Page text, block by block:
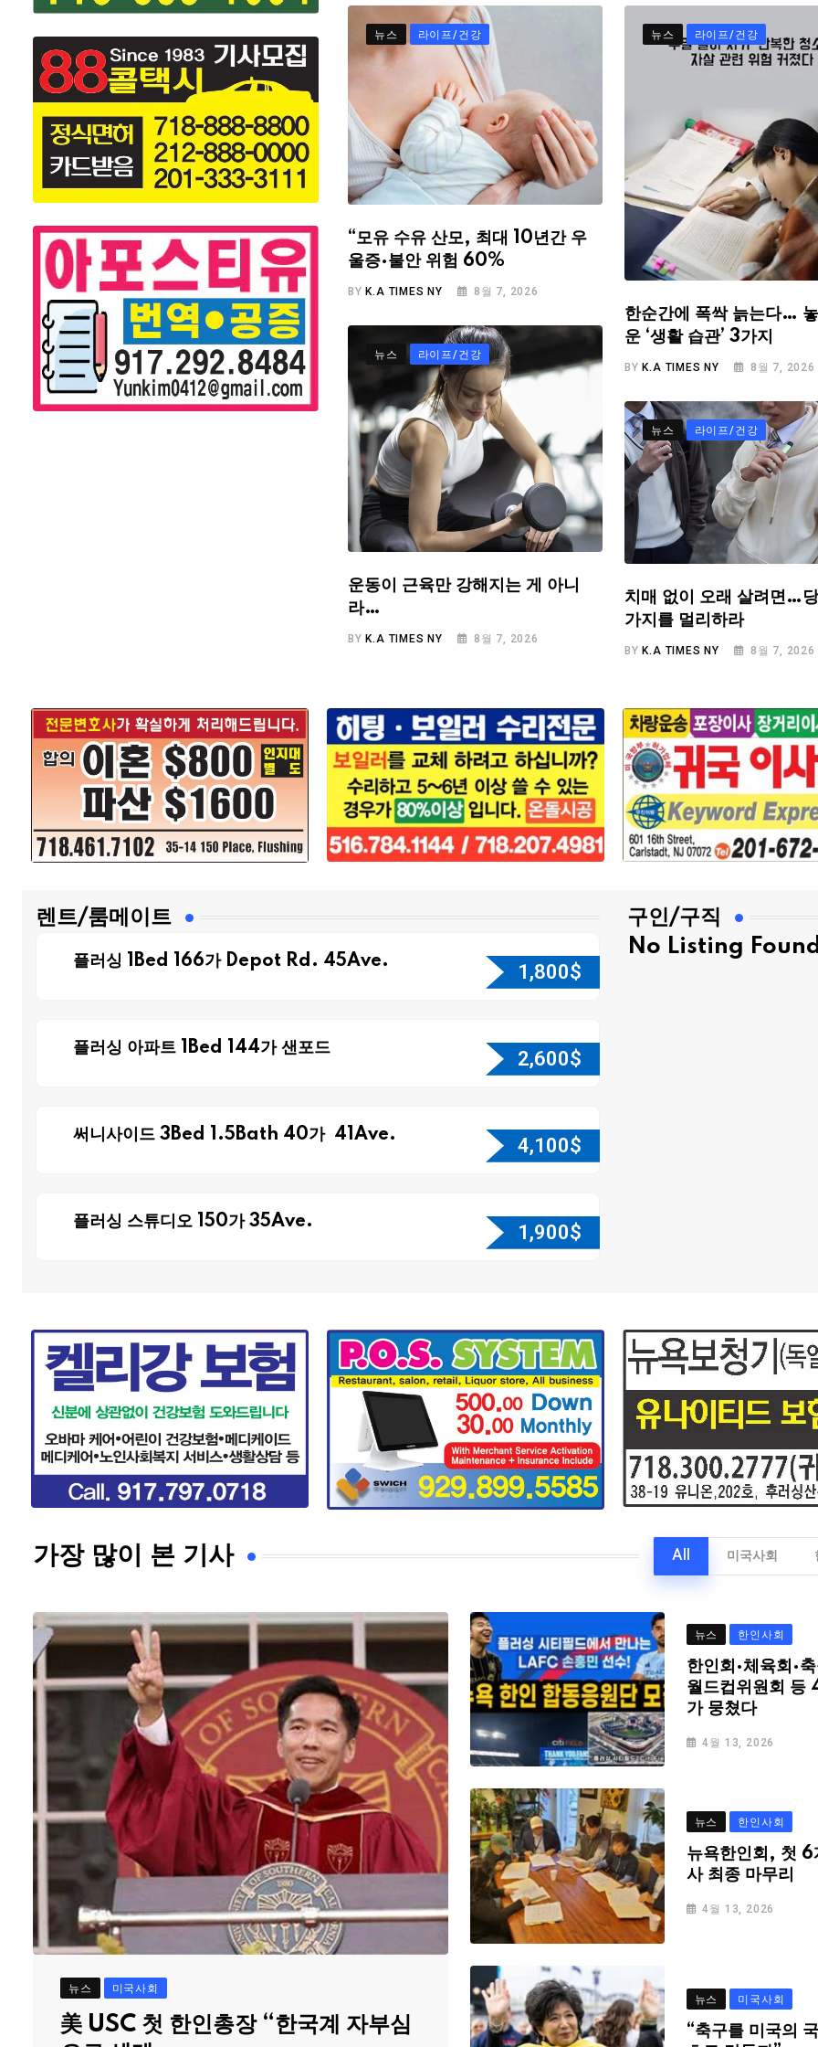
뉴스 라이프/건강
“모유 수유 산모, 최대 10년간 우
울증·불안 위험 60%
BYK.A TIMES NY 8월 7, 2026
뉴스 라이프/건강
한순간에 폭싹 늙는다…
운 ‘생활 습관’ 3가지
BY K.A TIMES NY 8월 7, 2026
뉴스 라이프/건강
운동이 근육만 강해지는 게 아니
라…
BY K.A TIMES NY 8월 7, 2026
뉴스 라이프/건강
치매 없이 오래 살려면…
가지를 멀리하라
BYK.A TIMES NY 8월 7, 2026
렌트/룸메이트
플러싱 1Bed 166가 Depot Rd. 45Ave. 1,800$
플러싱 아파트 1Bed 144가 샌포드 2,600$
써니사이드 3Bed 1.5Bath 40가 41Ave. 4,100$
플러싱 스튜디오 150가 35Ave. 1,900$
구인/구직
No Listing
가장 많이 본 기사 All 미국사회
뉴스 미국사회
美 USC 첫 한인총장 “한국계 자부심
뉴스 한인사회
한인회·체육회·
월드컵위원회 등
가 뭉쳤다
4월 13, 2026
뉴스 한인사회
뉴욕한인회, 첫 6
사 최종 마무리
4월 13, 2026
뉴스 미국사회
“축구를 미국의